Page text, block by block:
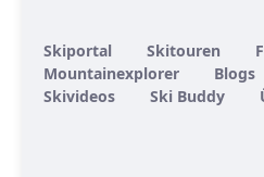
Skiportal Skitouren
Mountainexplorer
Blogs
Skivideos
Ski Buddy